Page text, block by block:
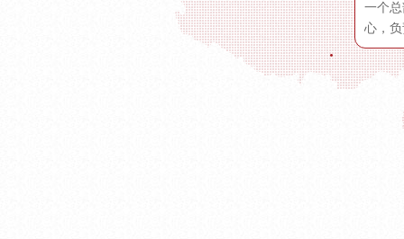
一个
心，